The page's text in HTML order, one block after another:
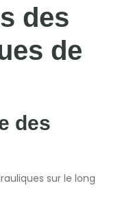
des
de
des
sur le long